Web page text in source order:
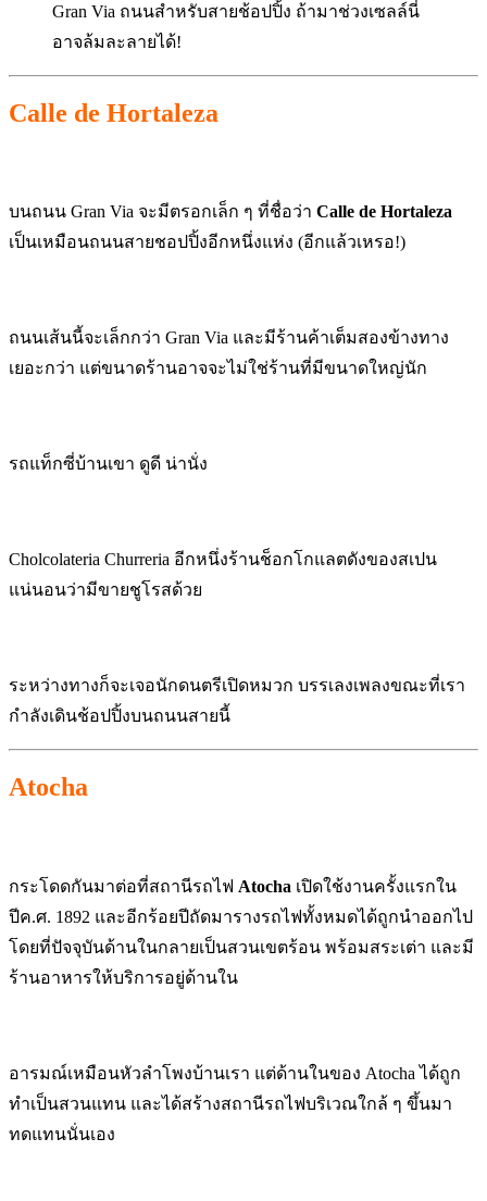
Gran Via ถนนสำหรับสายช้อปปิ้ง ถ้ามาช่วงเซลล์นี่
อาจล้มละลายได้!
Calle de Hortaleza
บนถนน Gran Via จะมีตรอกเล็ก ๆ ที่ชื่อว่า Calle de Hortaleza
เป็นเหมือนถนนสายชอปปิ้งอีกหนึ่งแห่ง (อีกแล้วเหรอ!)
ถนนเส้นนี้จะเล็กกว่า Gran Via และมีร้านค้าเต็มสองข้างทาง
เยอะกว่า แต่ขนาดร้านอาจจะไม่ใช่ร้านที่มีขนาดใหญ่นัก
รถแท็กซี่บ้านเขา ดูดี น่านั่ง
Cholcolateria Churreria อีกหนึ่งร้านช็อกโกแลตดังของสเปน
แน่นอนว่ามีขายชูโรสด้วย
ระหว่างทางก็จะเจอนักดนตรีเปิดหมวก บรรเลงเพลงขณะที่เรา
กำลังเดินช้อปปิ้งบนถนนสายนี้
Atocha
กระโดดกันมาต่อที่สถานีรถไฟ Atocha เปิดใช้งานครั้งแรกใน
ปีค.ศ. 1892 และอีกร้อยปีถัดมารางรถไฟทั้งหมดได้ถูกนำออกไป
โดยที่ปัจจุบันด้านในกลายเป็นสวนเขตร้อน พร้อมสระเต่า และมี
ร้านอาหารให้บริการอยู่ด้านใน
อารมณ์เหมือนหัวลำโพงบ้านเรา แต่ด้านในของ Atocha ได้ถูก
ทำเป็นสวนแทน และได้สร้างสถานีรถไฟบริเวณใกล้ ๆ ขึ้นมา
ทดแทนนั่นเอง